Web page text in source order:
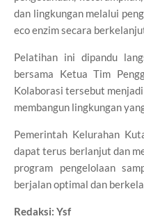
dan lingkungan melalui
eco enzim secara
Pelatihan ini dipandu
bersama Ketua Tim
Kolaborasi tersebut
membangun lingkungan
Pemerintah Kelurahan
dapat terus berlanjut dan
program pengelolaan
berjalan optimal dan
Redaksi: Ysf